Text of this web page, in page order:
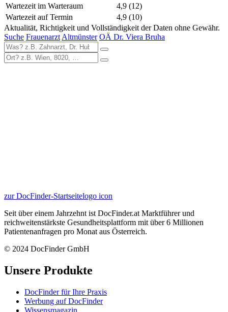
Wartezeit im Warteraum
4,9 (12)
Wartezeit auf Termin
4,9 (10)
Aktualität, Richtigkeit und Vollständigkeit der Daten ohne Gewähr.
Suche Frauenarzt Altmünster OÄ Dr. Viera Bruha
zur DocFinder-Startseitelogo icon
Seit über einem Jahrzehnt ist DocFinder.at Marktführer und
reichweitenstärkste Gesundheitsplattform mit über 6 Millionen
Patientenanfragen pro Monat aus Österreich.
© 2024 DocFinder GmbH
Unsere Produkte
DocFinder für Ihre Praxis
Werbung auf DocFinder